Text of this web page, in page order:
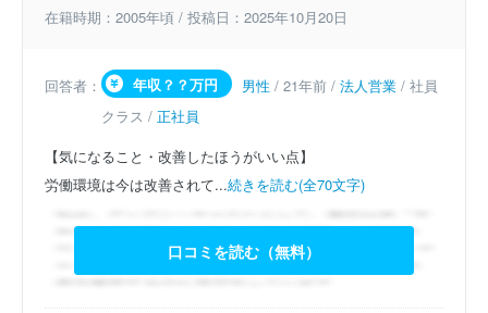
在籍時期：2005年頃 / 投稿日：2025年10月20日
回答者： 年収？？万円 男性 / 21年前 /法人営業 / 社員
クラス / 正社員
【気になること・改善したほうがいい点】
労働環境は今は改善されて...続きを読む(全70文字)
口コミを読む（無料）